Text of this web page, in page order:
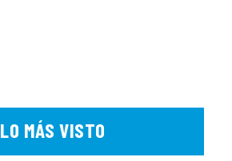
LO MÁS VISTO